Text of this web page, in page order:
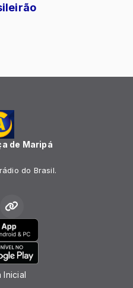
de Maripá
do Brasil.
Inicial